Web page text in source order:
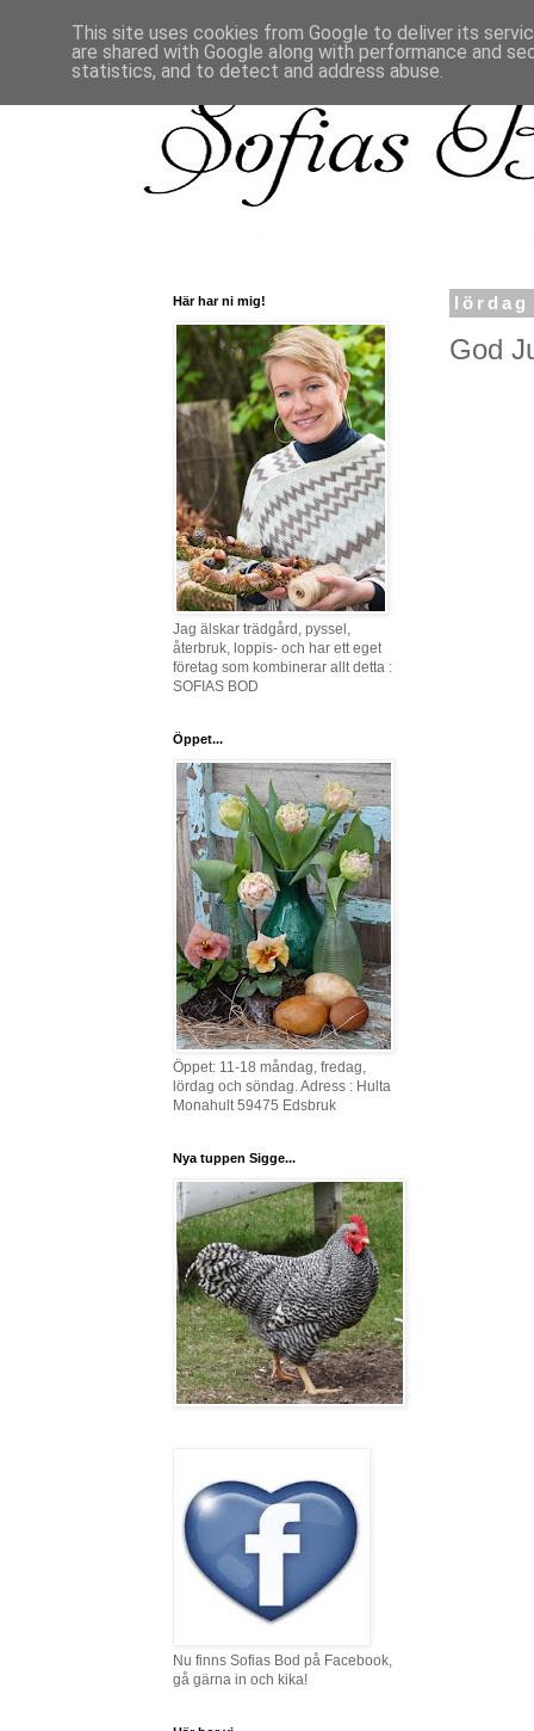
God
Här har ni mig!
Jag älskar trädgård, pyssel,
återbruk, loppis- och har ett eget
företag som kombinerar allt detta :
SOFIAS BOD
Öppet...
Öppet: 11-18 måndag, fredag,
lördag och söndag. Adress : Hulta
Monahult 59475 Edsbruk
Nya tuppen Sigge...
Nu finns Sofias Bod på Facebook,
gå gärna in och kika!
This site uses cookies from Google to deliver its
are shared with Google along with performance and
statistics, and to detect and address abuse.